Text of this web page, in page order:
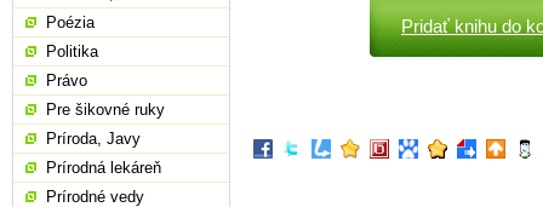
Pridať knihu do
Poézia
Politika
Právo
Pre šikovné ruky
Príroda, Javy
Prírodná lekáreň
Prírodné vedy